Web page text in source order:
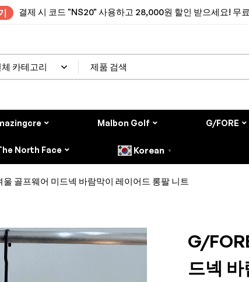
결제 시 코드 "NS20" 사용하고 28,000원 할인 받으세요! 무
Malbon Golf G/FORE
North Face Korean ▼
골프웨어 미드넥 바람막이 레이어드 롱팔 니트
G/
드넥